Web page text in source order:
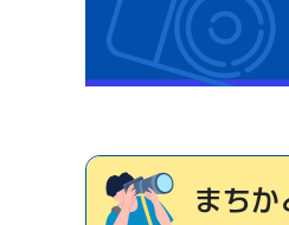
まちか